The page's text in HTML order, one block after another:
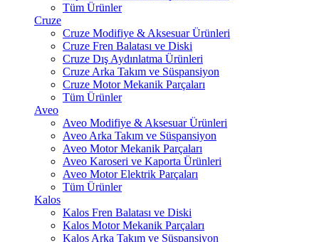
Tüm Ürünler
Cruze
Cruze Modifiye & Aksesuar Ürünleri
Cruze Fren Balatası ve Diski
Cruze Dış Aydınlatma Ürünleri
Cruze Arka Takım ve Süspansiyon
Cruze Motor Mekanik Parçaları
Tüm Ürünler
Aveo
Aveo Modifiye & Aksesuar Ürünleri
Aveo Arka Takım ve Süspansiyon
Aveo Motor Mekanik Parçaları
Aveo Karoseri ve Kaporta Ürünleri
Aveo Motor Elektrik Parçaları
Tüm Ürünler
Kalos
Kalos Fren Balatası ve Diski
Kalos Motor Mekanik Parçaları
Kalos Arka Takım ve Süspansiyon